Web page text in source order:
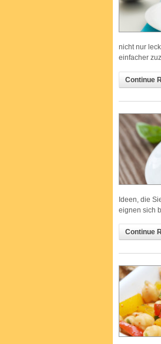
nicht nur
einfacher
Continue
Ideen, die
eignen sich
Continue